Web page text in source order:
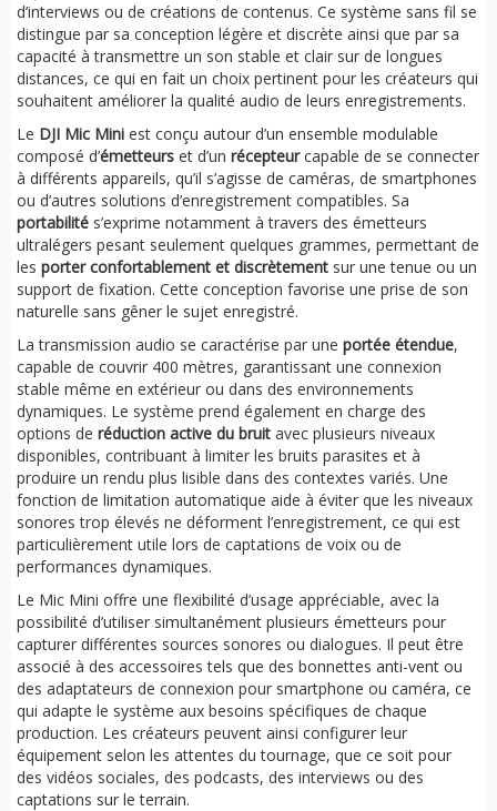
d’interviews ou de créations de contenus. Ce système sans fil se
distingue par sa conception légère et discrète ainsi que par sa
capacité à transmettre un son stable et clair sur de longues
distances, ce qui en fait un choix pertinent pour les créateurs qui
souhaitent améliorer la qualité audio de leurs enregistrements.
Le DJI Mic Mini est conçu autour d’un ensemble modulable
composé d’émetteurs et d’un récepteurcapable de se connecter
à différents appareils, qu’il s’agisse de caméras, de smartphones
ou d’autres solutions d’enregistrement compatibles. Sa
portabilité s’exprime notamment à travers des émetteurs
ultralégers pesant seulement quelques grammes, permettant de
les porter confortablement et discrètement sur une tenue ou un
support de fixation. Cette conception favorise une prise de son
naturelle sans gêner le sujet enregistré.
La transmission audio se caractérise par une portée étendue,
capable de couvrir 400 mètres, garantissant une connexion
stable même en extérieur ou dans des environnements
dynamiques. Le système prend également en charge des
options de réduction active du bruit avec plusieurs niveaux
disponibles, contribuant à limiter les bruits parasites et à
produire un rendu plus lisible dans des contextes variés. Une
fonction de limitation automatique aide à éviter que les niveaux
sonores trop élevés ne déforment l’enregistrement, ce qui est
particulièrement utile lors de captations de voix ou de
performances dynamiques.
Le Mic Mini offre une flexibilité d’usage appréciable, avec la
possibilité d’utiliser simultanément plusieurs émetteurs pour
capturer différentes sources sonores ou dialogues. Il peut être
associé à des accessoires tels que des bonnettes anti-vent ou
des adaptateurs de connexion pour smartphone ou caméra, ce
qui adapte le système aux besoins spécifiques de chaque
production. Les créateurs peuvent ainsi configurer leur
équipement selon les attentes du tournage, que ce soit pour
des vidéos sociales, des podcasts, des interviews ou des
captations sur le terrain.